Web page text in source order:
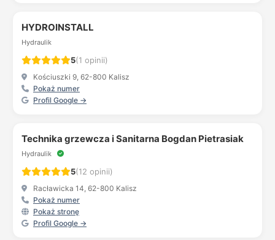
HYDROINSTALL
Hydraulik
5(1 opinii)
Kościuszki 9, 62-800 Kalisz
Pokaż numer
Profil Google →
Technika grzewcza i Sanitarna Bogdan Pietrasiak
Hydraulik
5(12 opinii)
Racławicka 14, 62-800 Kalisz
Pokaż numer
Pokaż stronę
Profil Google →